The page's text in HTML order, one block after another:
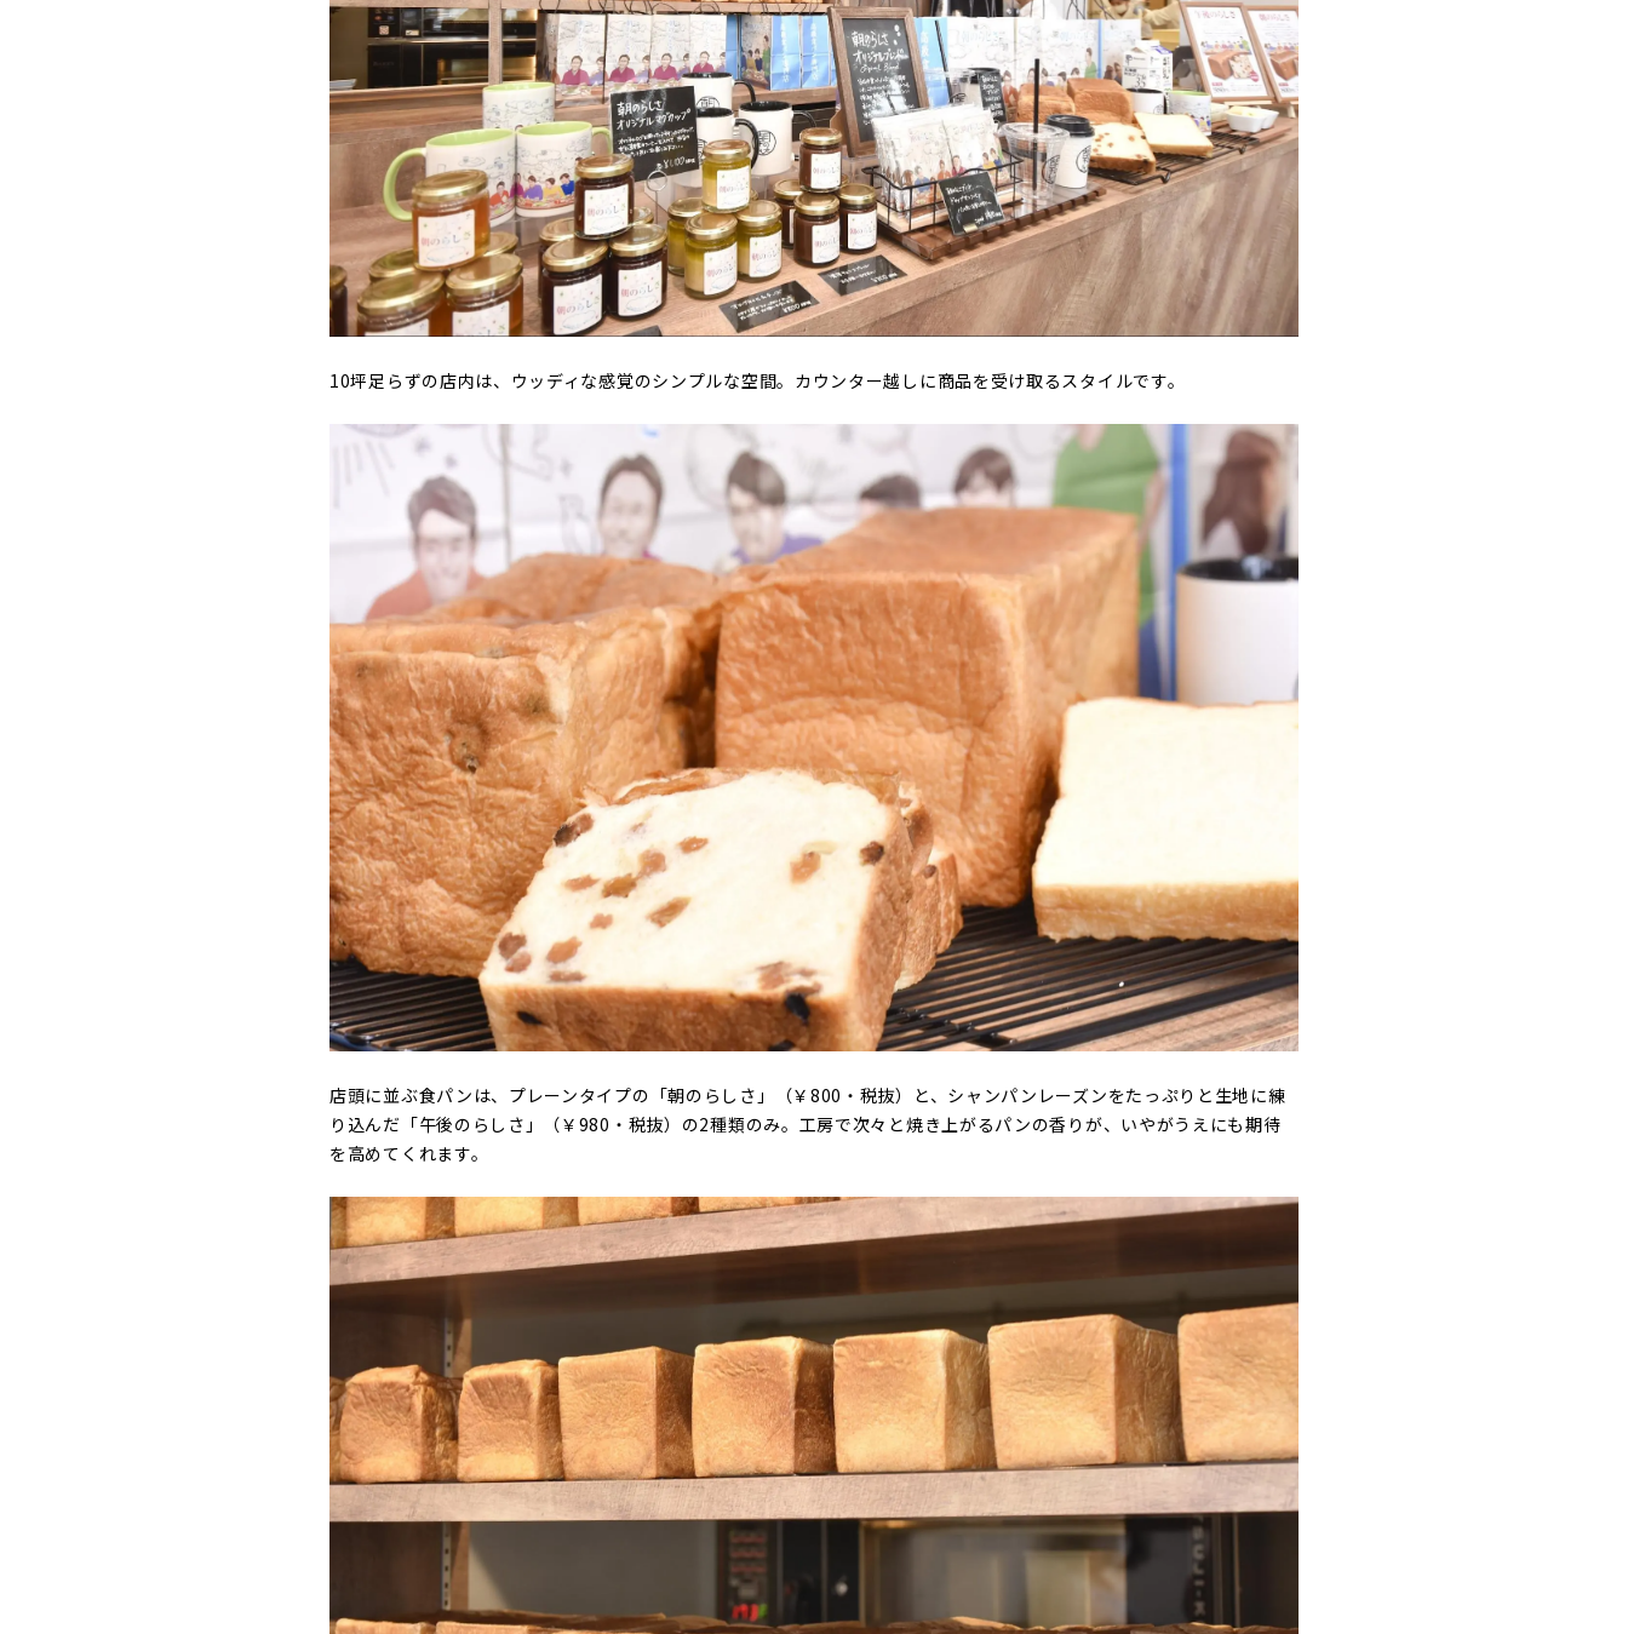
10坪足らずの店内は、ウッディな感覚のシンプルな空間。カウンター越しに商品を受け取るスタイルです。
店頭に並ぶ食パンは、プレーンタイプの「朝のらしさ」（￥800・税抜）と、シャンパンレーズンをたっぷりと生地に練
り込んだ「午後のらしさ」（￥980・税抜）の2種類のみ。工房で次々と焼き上がるパンの香りが、いやがうえにも期待
を高めてくれます。